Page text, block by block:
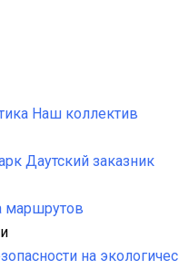
Наш коллектив
Даутский заказник
маршрутов
на